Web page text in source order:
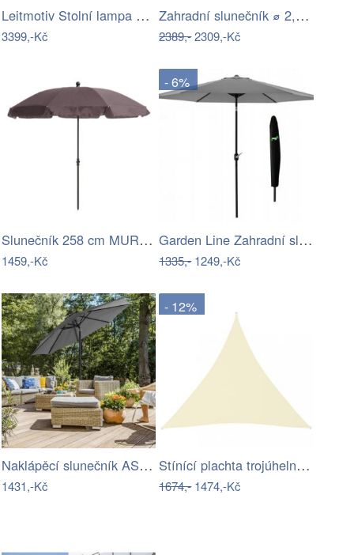
Leitmotiv Stolní lampa ve tvaru hřibu…
3399,-Kč
Zahradní slunečník ⌀ 2,85 m světle…
2389,-2309,-Kč
Slunečník 258 cm MURASA Bílá
1459,-Kč
- 6%
Garden Line Zahradní slunečník s…
1335,-1249,-Kč
Naklápěcí slunečník ASL-E1130 Autronic
1431,-Kč
- 12%
Stínící plachta trojúhelníková 5 x 5 x…
1674,-1474,-Kč